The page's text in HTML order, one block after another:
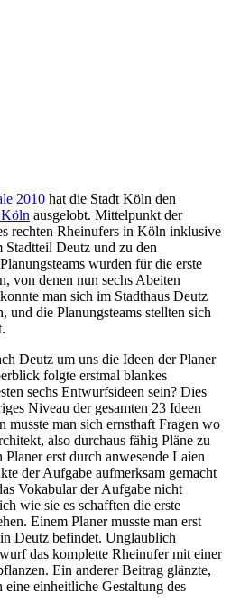
2010 hat die Stadt Köln den
ausgelobt. Mittelpunkt der
rechten Rheinufers in Köln inklusive
Deutz und zu den
wurden für die erste
von denen nun sechs Abeiten
man sich im Stadthaus Deutz
und die Planungsteams stellten sich
Deutz um uns die Ideen der Planer
folgte erstmal blankes
sechs Entwurfsideen sein? Dies
Niveau der gesamten 23 Ideen
man sich ernsthaft Fragen wo
also durchaus fähig Pläne zu
erst durch anwesende Laien
der Aufgabe aufmerksam gemacht
Vokabular der Aufgabe nicht
wie sie es schafften die erste
Einem Planer musste man erst
Deutz befindet. Unglaublich
das komplette Rheinufer mit einer
Ein anderer Beitrag glänzte,
einheitliche Gestaltung des